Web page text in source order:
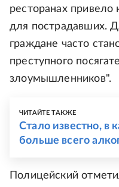
ресторанах
для пострадавших.
граждане часто
преступного
злоумышленников".
ЧИТАЙТЕ ТАКЖЕ
Стало известно, в
больше всего
Полицейский